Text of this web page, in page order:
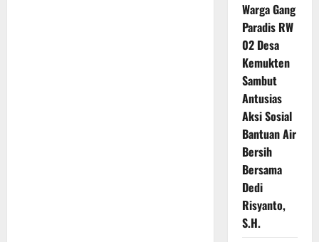
Warga Gang
Paradis RW
02 Desa
Kemukten
Sambut
Antusias
Aksi Sosial
Bantuan Air
Bersih
Bersama
Dedi
Risyanto,
S.H.